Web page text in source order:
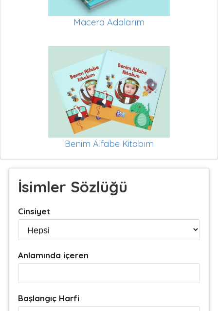
Macera Adalarım
Benim Alfabe Kitabım
İsimler Sözlüğü
Cinsiyet
Anlamında içeren
Başlangıç Harfi